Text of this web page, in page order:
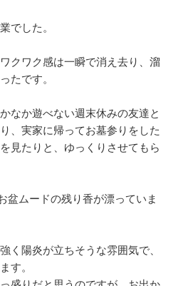
でした。
クワク感は一瞬で消え去り、溜
たです。
なか遊べない週末休みの友達と
、実家に帰ってお墓参りをした
見たりと、ゆっくりさせてもら
盆ムードの残り香が漂っていま
く陽炎が立ちそうな雰囲気で、
す。